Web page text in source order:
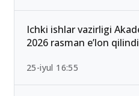
Ichki ishlar vazirligi
2026 rasman e’lon qilindi
25-iyul 16:55